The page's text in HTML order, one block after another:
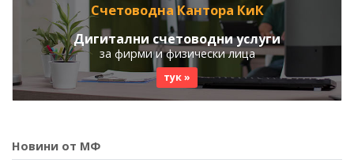
Счетоводна Кантора КиК
Дигитални счетоводни услуги
за фирми и физически лица
тук »
Новини от МФ